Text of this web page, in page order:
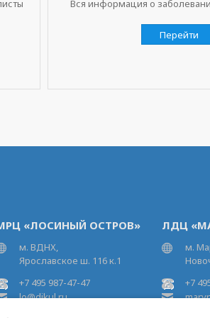
Вся информация о
Перейти
«ЛОСИНЫЙ ОСТРОВ»
м. ВДНХ,
Ярославское ш. 116 к.1
+7 495 987-47-47
lo@dikul.ru
ЛДЦ
м.
+7